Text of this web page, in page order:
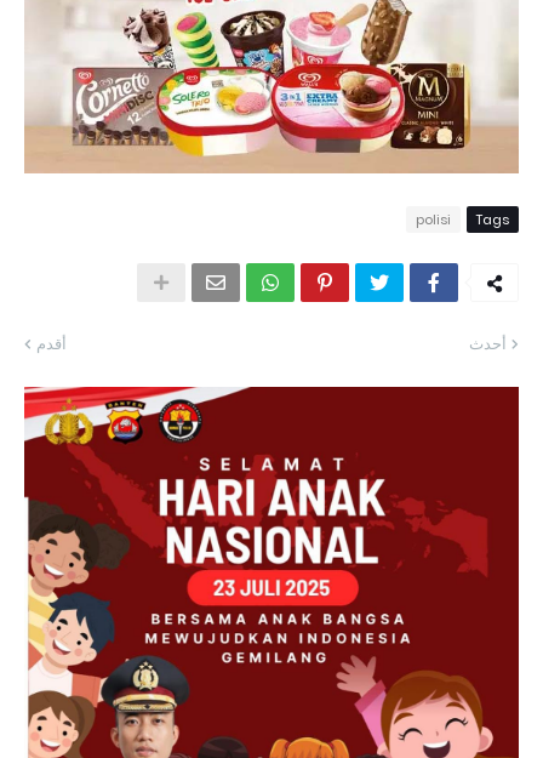
Tags
polisi
أحدث أقدم